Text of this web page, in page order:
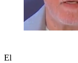
El